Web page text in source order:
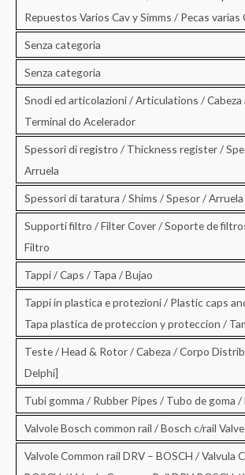
Repuestos Varios Cav y Simms / Pecas varias
Senza categoria
Senza categoria
Snodi ed articolazioni / Articulations /
Terminal do Acelerador
Spessori di registro / Thickness register /
Arruela
Spessori di taratura / Shims / Spesor / Arruela
Supporti filtro / Filter Cover / Soporte de
Filtro
Tappi / Caps / Tapa / Bujao
Tappi in plastica e protezioni / Plastic caps
Tapa plastica de proteccion y proteccion /
Teste / Head & Rotor / Cabeza / Corpo
Delphi]
Tubi gomma / Rubber Pipes / Tubo de goma /
Valvole Bosch common rail / Bosch c/rail
Valvole Common rail DRV – BOSCH / Valvula